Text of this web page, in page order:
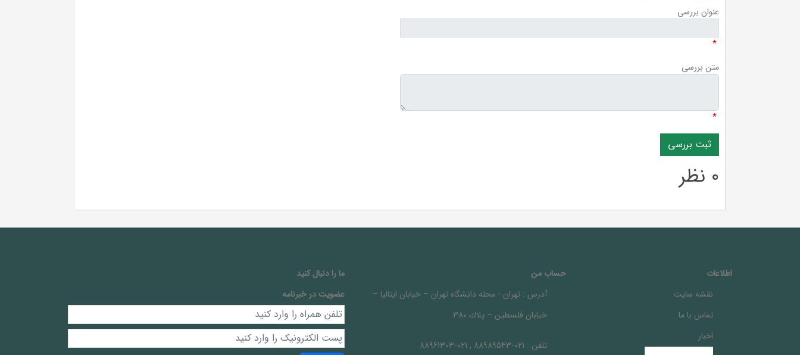
عنوان بررسی
*
متن بررسی
*
0 نظر
اطلاعات
نقشه سایت
تماس با ما
اخبار
حساب من
آدرس : تهران - محله دانشگاه تهران – خيابان ايتاليا –
خيابان فلسطين – پلاك 380
تلفن : 021-88989543 , 021-88961303
ما را دنبال کنيد
عضویت در خبرنامه